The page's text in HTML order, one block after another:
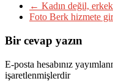
← Kadın değil,
Foto Berk hizmete
Bir cevap yazın
E-posta hesabınız
işaretlenmişlerdir